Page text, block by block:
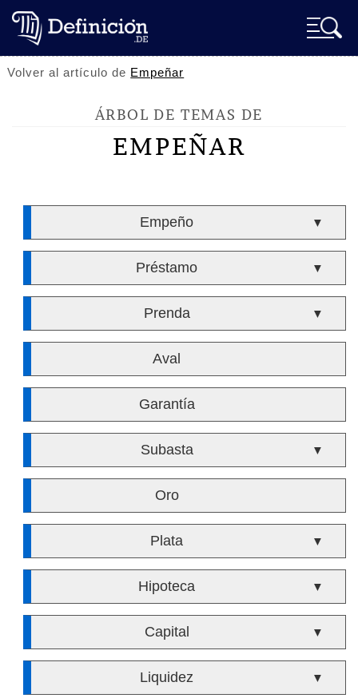
Volver al artículo de Empeñar
ÁRBOL DE TEMAS DE
EMPEÑAR
Empeño ▼
Préstamo ▼
Prenda ▼
Aval
Garantía
Subasta ▼
Oro
Plata ▼
Hipoteca ▼
Capital ▼
Liquidez ▼